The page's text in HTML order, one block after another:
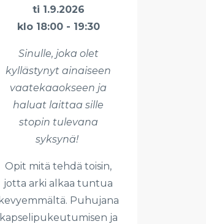
ti 1.9.2026
klo 18:00 - 19:30
Sinulle, joka olet
kyllästynyt ainaiseen
vaatekaaokseen ja
haluat laittaa sille
stopin tulevana
syksynä!
Opit mitä tehdä toisin,
jotta arki alkaa tuntua
kevyemmältä. Puhujana
kapselipukeutumisen ja